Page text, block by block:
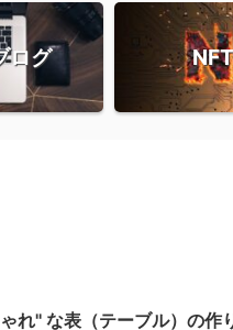
ログ
れ'' な表（テーブル）の作